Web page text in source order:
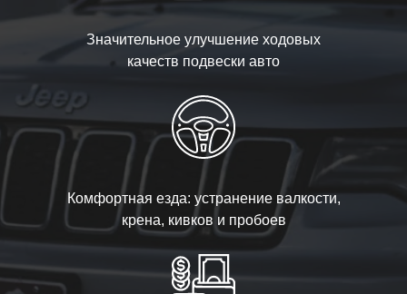
Значительное улучшение ходовых
качеств подвески авто
Комфортная езда: устранение валкости,
крена, кивков и пробоев